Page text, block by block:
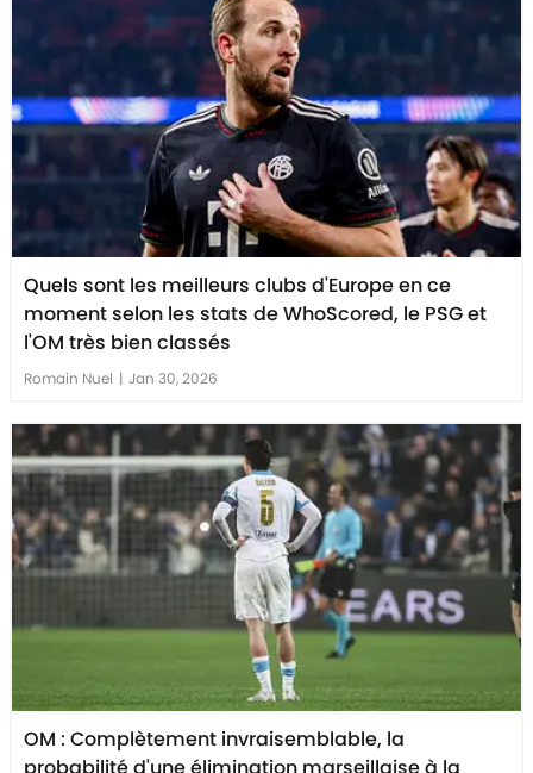
Quels sont les meilleurs clubs d'Europe en ce
moment selon les stats de WhoScored, le PSG et
l'OM très bien classés
Romain Nuel | Jan 30, 2026
OM : Complètement invraisemblable, la
probabilité d'une élimination marseillaise à la